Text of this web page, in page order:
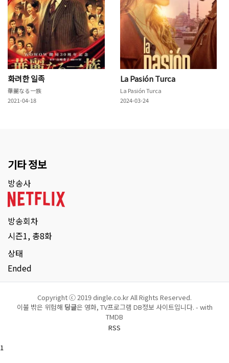
화려한 일족
華麗なる一族
2021-04-18
La Pasión Turca
La Pasión Turca
2024-03-24
기타 정보
방송사
방송회차
시즌1, 총8화
상태
Ended
Copyright ⓒ 2019 dingle.co.kr All Rights Reserved.
이불 밖은 위험해 딩글은 영화, TV프로그램 DB정보 사이트입니다. - with
TMDB
RSS
1